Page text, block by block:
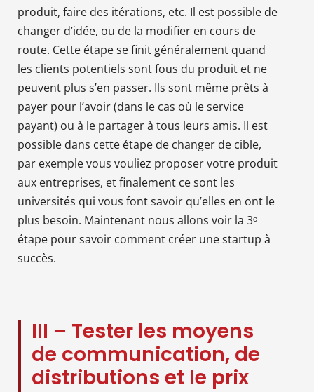
produit, faire des itérations, etc. Il est possible de
changer d’idée, ou de la modifier en cours de
route. Cette étape se finit généralement quand
les clients potentiels sont fous du produit et ne
peuvent plus s’en passer. Ils sont même prêts à
payer pour l’avoir (dans le cas où le service
payant) ou à le partager à tous leurs amis. Il est
possible dans cette étape de changer de cible,
par exemple vous vouliez proposer votre produit
aux entreprises, et finalement ce sont les
universités qui vous font savoir qu’elles en ont le
plus besoin. Maintenant nous allons voir la 3ᵉ
étape pour savoir comment créer une startup à
succès.
III – Tester les moyens
de communication, de
distributions et le prix